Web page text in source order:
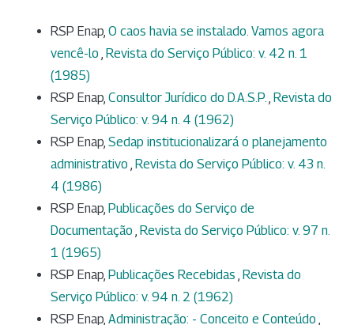
RSP Enap, O caos havia se instalado. Vamos agora
vencê-lo , Revista do Serviço Público: v. 42 n. 1
(1985)
RSP Enap, Consultor Jurídico do D.A.S.P., Revista do
Serviço Público: v. 94 n. 4 (1962)
RSP Enap, Sedap institucionalizará o planejamento
administrativo , Revista do Serviço Público: v. 43 n.
4 (1986)
RSP Enap, Publicações do Serviço de
Documentação , Revista do Serviço Público: v. 97 n.
1 (1965)
RSP Enap, Publicações Recebidas , Revista do
Serviço Público: v. 94 n. 2 (1962)
RSP Enap, Administração: - Conceito e Conteúdo ,